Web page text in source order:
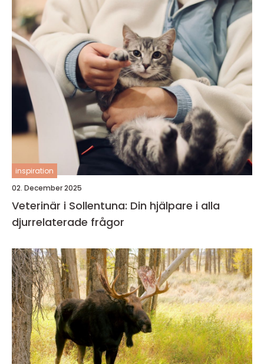
inspiration
02. December 2025
Veterinär i Sollentuna: Din hjälpare i alla
djurrelaterade frågor